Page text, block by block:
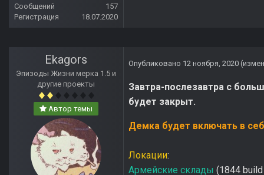
Сообщений
157
Регистрация
18.07.2020
Ekagors
Эпизоды Жизни мерка 1.5 и
другие проекты
Автор темы
Опубликовано 12 ноября, 2020
Завтра-послезавтра с
будет закрыт.
Демка будет включать в
Локации:
Армейские склады (1844